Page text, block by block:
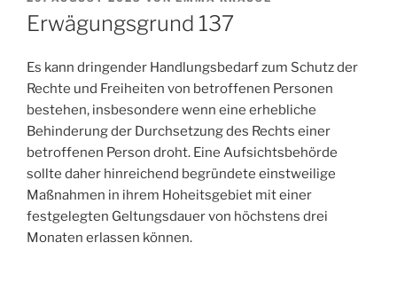
AM
Erwägungsgrund 137
Es kann dringender Handlungsbedarf zum Schutz der
Rechte und Freiheiten von betroffenen Personen
bestehen, insbesondere wenn eine erhebliche
Behinderung der Durchsetzung des Rechts einer
betroffenen Person droht. Eine Aufsichtsbehörde
sollte daher hinreichend begründete einstweilige
Maßnahmen in ihrem Hoheitsgebiet mit einer
festgelegten Geltungsdauer von höchstens drei
Monaten erlassen können.